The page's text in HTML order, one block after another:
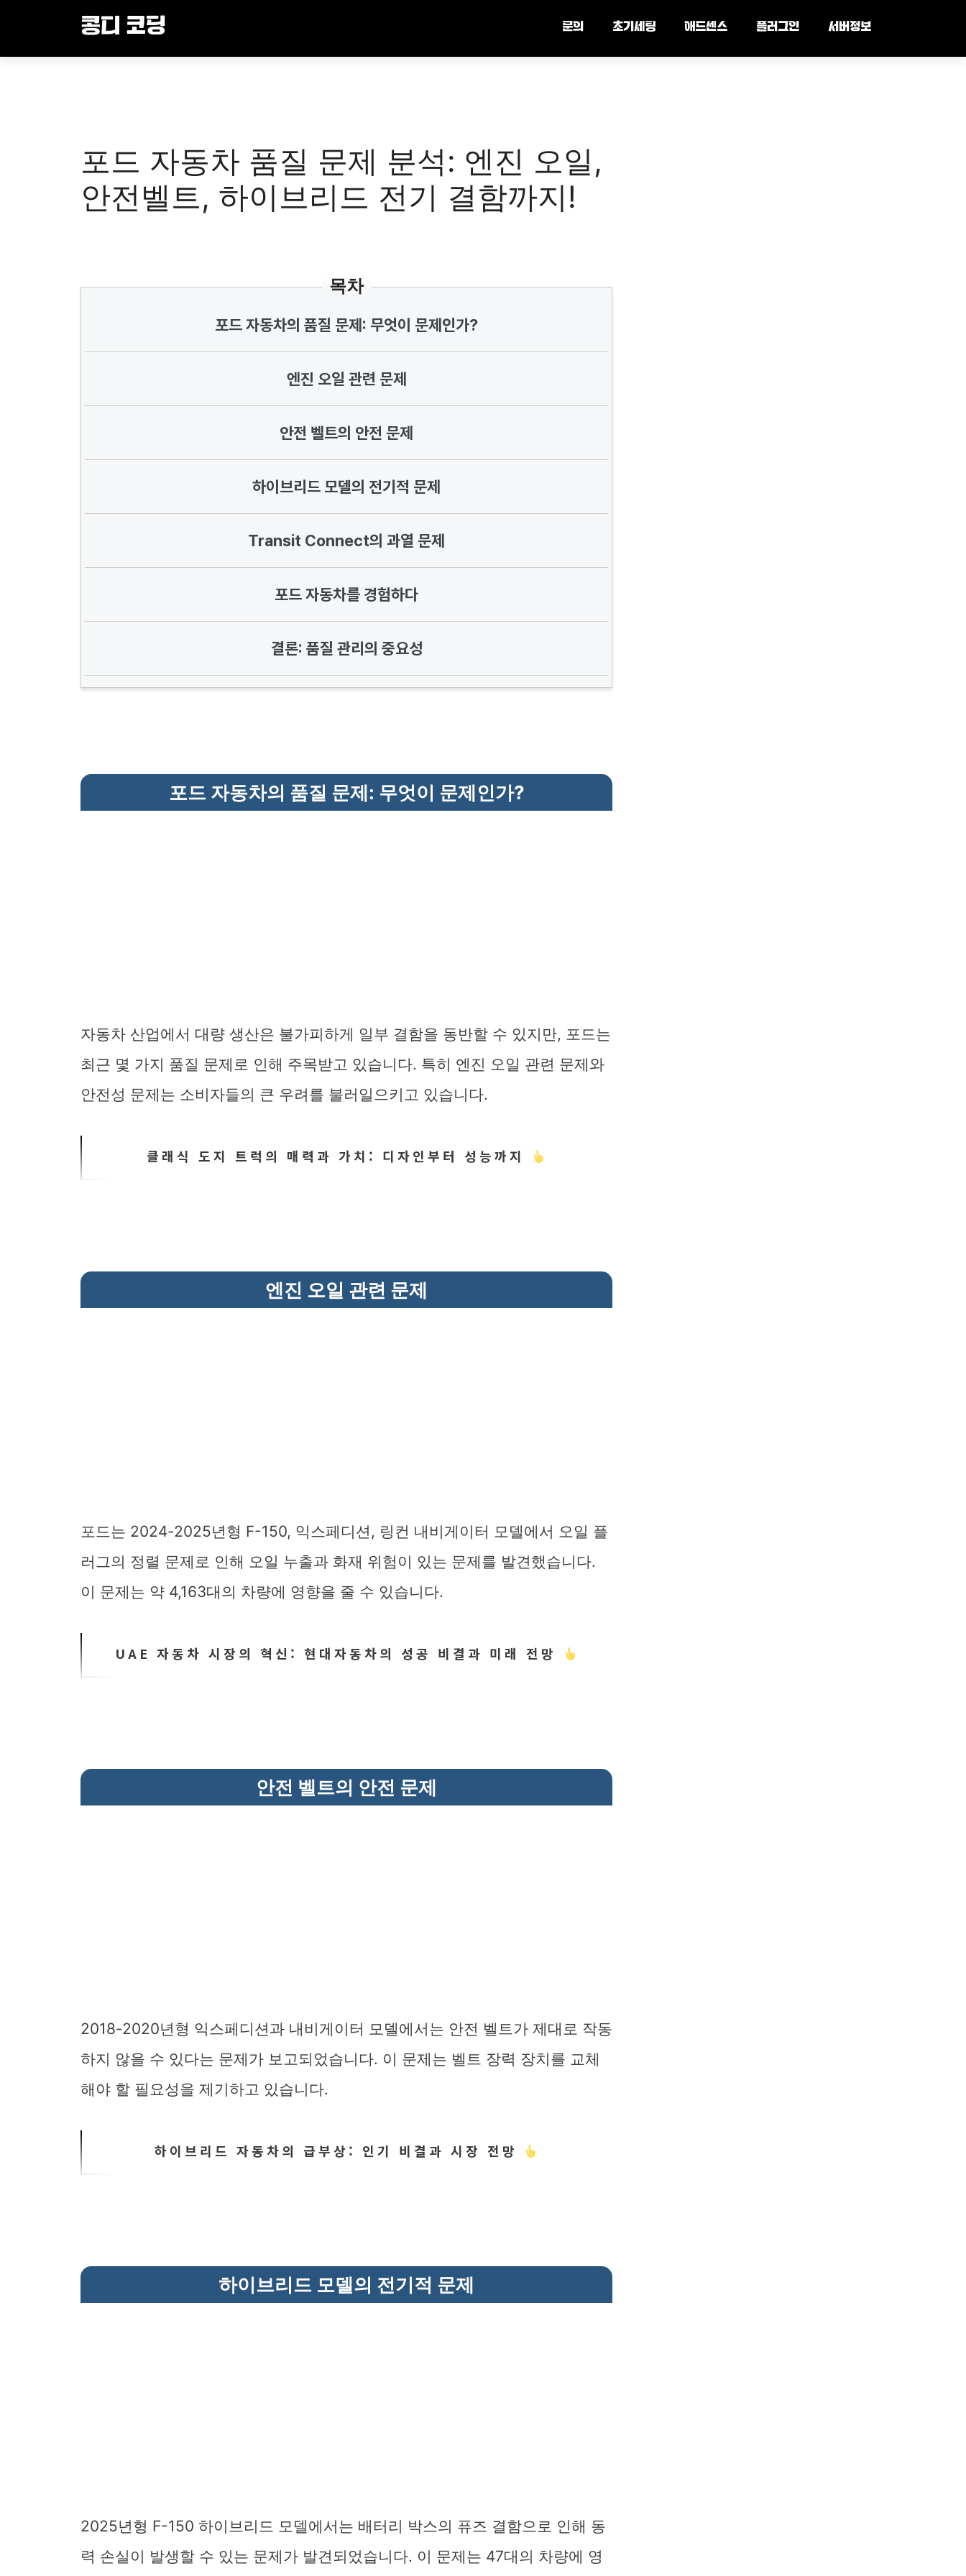
콩디 코딩 문의 초기세팅 애드센스 플러그인 서버정보
포드 자동차 품질 문제 분석: 엔진 오일,
안전벨트, 하이브리드 전기 결함까지!
목차
포드 자동차의 품질 문제: 무엇이 문제인가?
엔진 오일 관련 문제
안전 벨트의 안전 문제
하이브리드 모델의 전기적 문제
Transit Connect의 과열 문제
포드 자동차를 경험하다
결론: 품질 관리의 중요성
포드 자동차의 품질 문제: 무엇이 문제인가?
자동차 산업에서 대량 생산은 불가피하게 일부 결함을 동반할 수 있지만, 포드는
최근 몇 가지 품질 문제로 인해 주목받고 있습니다. 특히 엔진 오일 관련 문제와
안전성 문제는 소비자들의 큰 우려를 불러일으키고 있습니다.
클래식 도지 트럭의 매력과 가치: 디자인부터 성능까지
엔진 오일 관련 문제
포드는 2024-2025년형 F-150, 익스페디션, 링컨 내비게이터 모델에서 오일 플
러그의 정렬 문제로 인해 오일 누출과 화재 위험이 있는 문제를 발견했습니다.
이 문제는 약 4,163대의 차량에 영향을 줄 수 있습니다.
UAE 자동차 시장의 혁신: 현대자동차의 성공 비결과 미래 전망
안전 벨트의 안전 문제
2018-2020년형 익스페디션과 내비게이터 모델에서는 안전 벨트가 제대로 작동
하지 않을 수 있다는 문제가 보고되었습니다. 이 문제는 벨트 장력 장치를 교체
해야 할 필요성을 제기하고 있습니다.
하이브리드 자동차의 급부상: 인기 비결과 시장 전망
하이브리드 모델의 전기적 문제
2025년형 F-150 하이브리드 모델에서는 배터리 박스의 퓨즈 결함으로 인해 동
력 손실이 발생할 수 있는 문제가 발견되었습니다. 이 문제는 47대의 차량에 영